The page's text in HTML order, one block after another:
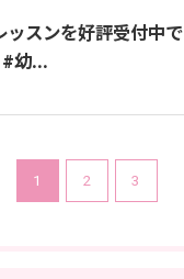
ッスンを好評受付中で
#幼...
1 2 3